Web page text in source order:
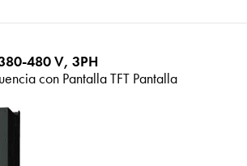
480 V, 3PH
con Pantalla TFT Pantalla